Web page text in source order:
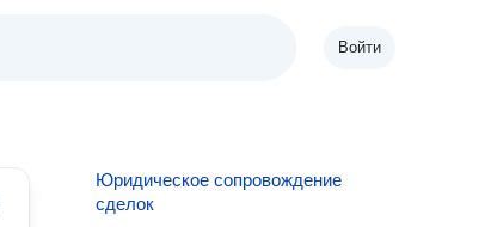
Войти
Юридическое сопровождение
сделок